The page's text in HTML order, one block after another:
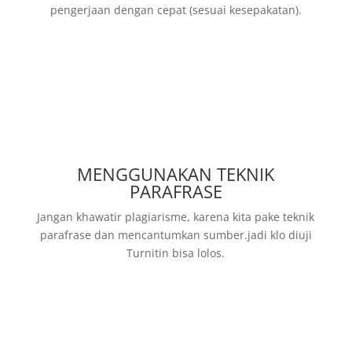
pengerjaan dengan cepat (sesuai kesepakatan).
MENGGUNAKAN TEKNIK
PARAFRASE
Jangan khawatir plagiarisme, karena kita pake teknik
parafrase dan mencantumkan sumber.jadi klo diuji
Turnitin bisa lolos.